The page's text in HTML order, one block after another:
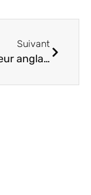
Suivant
Traducteur anglais : les critères pour bien le choisir